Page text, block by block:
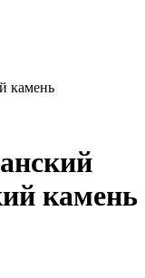
камень
камень